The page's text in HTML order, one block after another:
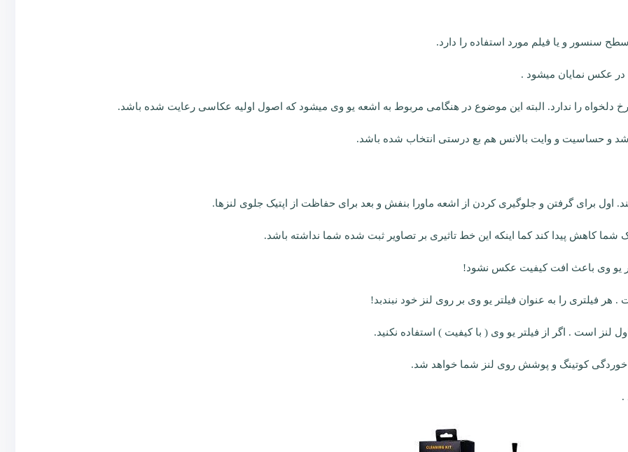
سنسور و یا فیلم مورد استفاده را دارد.
در عکس نمایان میشود .
را ندارد. البته این موضوع در هنگامی مربوط به اشعه یو وی میشود که اصول اولیه عکاسی رعایت شده باشد.
و حساسیت و وایت بالانس هم بع درستی انتخاب شده باشد.
اول برای گرفتن و جلوگیری کردن از اشعه ماورا بنفش و بعد برای حفاظت از اپتیک جلوی لنزها.
کاهش پیدا کند کما اینکه این خط تاثیری بر تصاویر ثبت شده شما نداشته باشد.
یو وی باعث افت کیفیت عکس نشود!
فیلتری را به عنوان فیلتر یو وی بر روی لنز خود نبندبد!
لنز است . اگر از فیلتر یو وی ( با کیفیت ) استفاده نکنید.
خوردگی کوتینگ و پوشش روی لنز شما خواهد شد.
.